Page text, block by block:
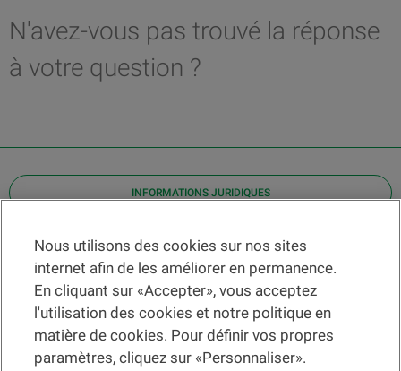
N'avez-vous pas trouvé la réponse
à votre question ?
INFORMATIONS JURIDIQUES
Contact
Localiser une agence
Aide
Actualités
Taux de change
Nous utilisons des cookies sur nos sites
internet afin de les améliorer en permanence.
En cliquant sur «Accepter», vous acceptez
l'utilisation des cookies et notre politique en
matière de cookies. Pour définir vos propres
paramètres, cliquez sur «Personnaliser».